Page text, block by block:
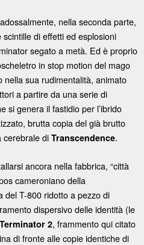
nella seconda parte,
di effetti ed esplosioni
segato a metà. Ed è proprio
in stop motion del mago
nella sua rudimentalità, animato
a partire da una serie di
si genera il fastidio per l’ibrido
brutta copia del già brutto
cerebrale diTranscendence.
ancora nella fabbrica, “città
cameroniano della
del T-800 ridotto a pezzo di
dispersivo delle identità (le
Terminator 2, frammento qui citato
di fronte alle copie identiche di